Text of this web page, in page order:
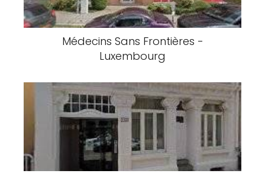
Médecins Sans Frontières -
Luxembourg